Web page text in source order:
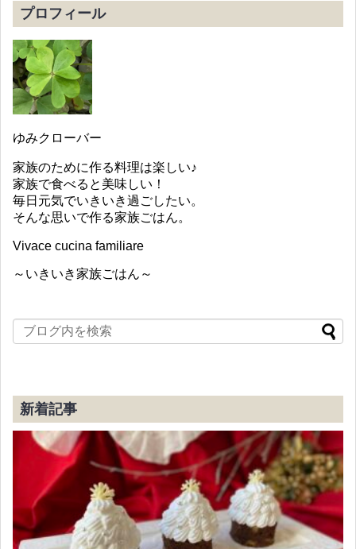
プロフィール
ゆみクローバー
家族のために作る料理は楽しい♪
家族で食べると美味しい！
毎日元気でいきいき過ごしたい。
そんな思いで作る家族ごはん。
Vivace cucina familiare
～いきいき家族ごはん～
新着記事